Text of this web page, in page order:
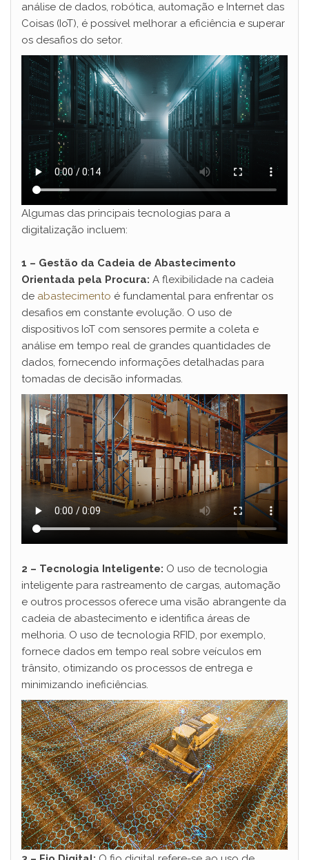
análise de dados, robótica, automação e Internet das
Coisas (IoT), é possível melhorar a eficiência e superar
os desafios do setor.
Algumas das principais tecnologias para a
digitalização incluem:
1 – Gestão da Cadeia de Abastecimento
Orientada pela Procura: A flexibilidade na cadeia
de abastecimento é fundamental para enfrentar os
desafios em constante evolução. O uso de
dispositivos IoT com sensores permite a coleta e
análise em tempo real de grandes quantidades de
dados, fornecendo informações detalhadas para
tomadas de decisão informadas.
2 – Tecnologia Inteligente: O uso de tecnologia
inteligente para rastreamento de cargas, automação
e outros processos oferece uma visão abrangente da
cadeia de abastecimento e identifica áreas de
melhoria. O uso de tecnologia RFID, por exemplo,
fornece dados em tempo real sobre veículos em
trânsito, otimizando os processos de entrega e
minimizando ineficiências.